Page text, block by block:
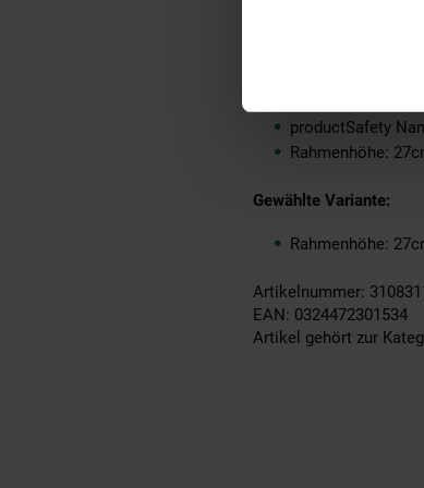
productSafety
Rahmenhöhe:
Gewählte Variante:
Rahmenhöhe:
Artikelnummer:
EAN: 0324472301534
Artikel gehört zur